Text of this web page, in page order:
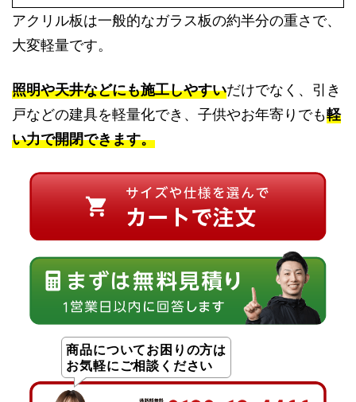
アクリル板は一般的なガラス板の約半分の重さで、
大変軽量です。
照明や天井などにも施工しやすいだけでなく、引き
戸などの建具を軽量化でき、子供やお年寄りでも軽
い力で開閉できます。
商品についてお困りの方は
お気軽にご相談ください